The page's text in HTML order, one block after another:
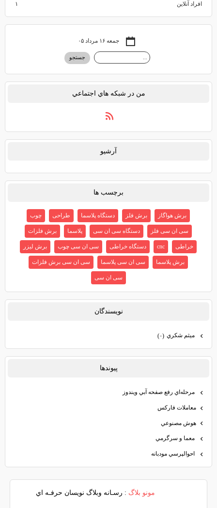
افراد آنلاین ۱
جمعه ۱۶ مرداد ۰۵
من در شبكه هاي اجتماعي
آرشيو
برچسب ها
برش هواگاز برش فلز دستگاه پلاسما طراحی چوب
سی ان سی فلز دستگاه سی ان سی پلاسما برش فلزات
خراطی cnc دستگاه خراطی سی ان سی چوب برش لیزر
برش پلاسما سی ان سی پلاسما سی ان سی برش فلزات
سی ان سی
نويسندگان
ميثم شكري (۰)
پيوندها
مرحله‌اي رفع صفحه آبي ويندوز
معاملات فاركس
هوش مصنوعي
معما و سرگرمي
احوالپرسي مودبانه
مونو بلاگ : رسـانه وبلاگ نويسان حرفـه اي